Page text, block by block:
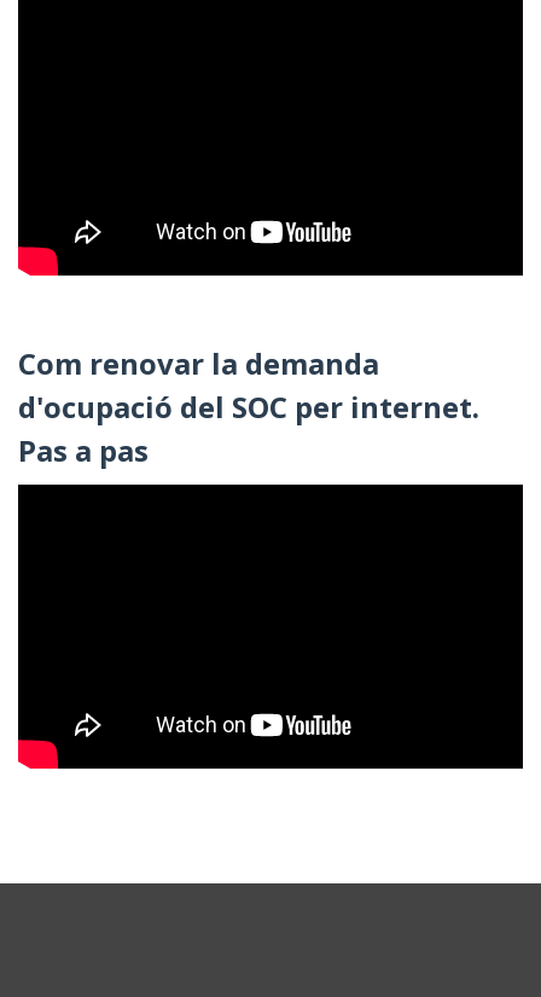
Com renovar la demanda
d'ocupació del SOC per internet.
Pas a pas